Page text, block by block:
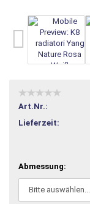
Art.Nr.:
Lieferzeit:
Abmessung: